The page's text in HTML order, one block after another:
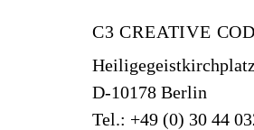
C3 CREATIVE
D-10178 Berlin
Tel.: +49 (0) 30 44